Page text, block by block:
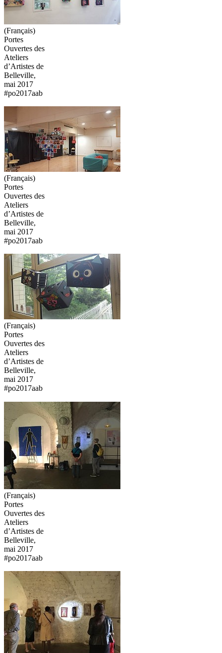
(Français)
Portes
Ouvertes des
Ateliers
d’Artistes de
Belleville,
mai 2017
#po2017aab
(Français)
Portes
Ouvertes des
Ateliers
d’Artistes de
Belleville,
mai 2017
#po2017aab
(Français)
Portes
Ouvertes des
Ateliers
d’Artistes de
Belleville,
mai 2017
#po2017aab
(Français)
Portes
Ouvertes des
Ateliers
d’Artistes de
Belleville,
mai 2017
#po2017aab